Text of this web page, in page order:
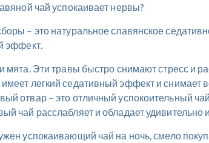
чай успокаивает нервы?
– это натуральное славянское
эффект.
мята. Эти травы быстро снимают стресс и
легкий седативный эффект и снимает
отвар – это отличный успокоительный
чай расслабляет и обладает
успокаивающий чай на ночь, смело